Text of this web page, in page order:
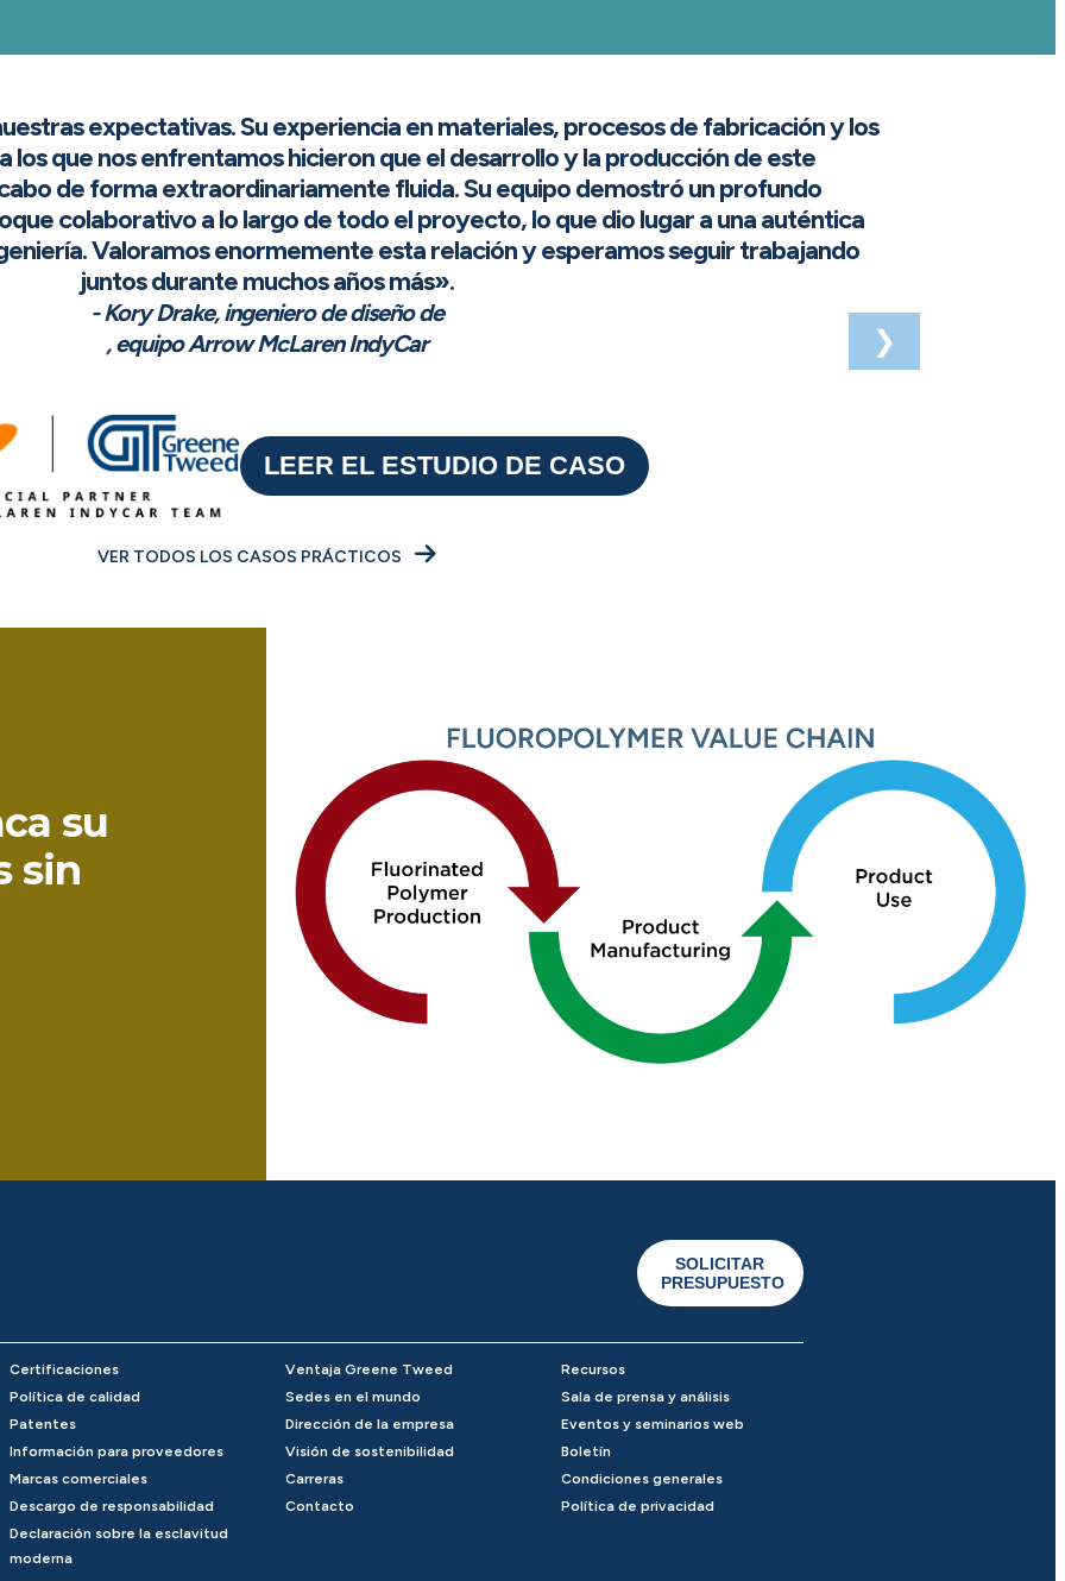
expectativas. Su experiencia en materiales, procesos de fabricación y los
los que nos enfrentamos hicieron que el desarrollo y la producción de este
de forma extraordinariamente fluida. Su equipo demostró un profundo
colaborativo a lo largo de todo el proyecto, lo que dio lugar a una auténtica
Valoramos enormemente esta relación y esperamos seguir trabajando
juntos durante muchos años más».
- Kory Drake, ingeniero de diseño de
, equipo Arrow McLaren IndyCar
LEER EL ESTUDIO DE CASO
VER TODOS LOS CASOS PRÁCTICOS
❯
su
sin
SOLICITAR
PRESUPUESTO
Certificaciones
Política de calidad
Patentes
Información para proveedores
Marcas comerciales
Descargo de responsabilidad
Declaración sobre la esclavitud
moderna
Ventaja Greene Tweed
Sedes en el mundo
Dirección de la empresa
Visión de sostenibilidad
Carreras
Contacto
Recursos
Sala de prensa y análisis
Eventos y seminarios web
Boletín
Condiciones generales
Política de privacidad